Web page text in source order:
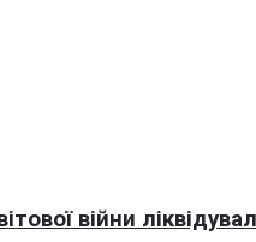
війни